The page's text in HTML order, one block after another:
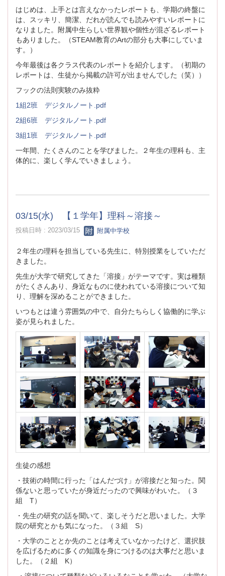
はじめは、上手とは言えなかったレポートも、学期の終盤に
は、スッキリ、簡潔、だれが読んでも読みやすいレポートに
なりました。附属中生らしい世界観や個性が混ざるレポート
もありました。（STEAM教育のArtの部分も大事にしていま
す。）
今年最後は各クラス代表のレポートを紹介します。（初期の
レポートは、生徒から掲載の許可が出ませんでした（笑））
フックの法則実験のみ抜粋
1組2班 デジタルノート.pdf
2組6班 デジタルノート.pdf
3組1班 デジタルノート.pdf
一年間、たくさんのことを学びました。２年生の理科も、主
体的に、楽しく学んでいきましょう。
03/15(水) 【１学年】理科～溶接～
投稿日時 : 2023/03/15 附属中学校
２年生の理科を担当している先生に、特別授業をしていただ
きました。
先生が大学で研究してきた「溶接」がテーマです。実は種類
がたくさんあり、身近なものに使われている溶接について知
り、理解を深めることができました。
いつもとは違う雰囲気の中で、自分たちらしく協働的に学ぶ
姿が見られました。
生徒の感想
・技術の時間に行った「はんだづけ」が溶接だと知った。関
係ないと思っていたが身近だったので興味がわいた。（３
組 T）
・先生の研究の話を聞いて、楽しそうだと思いました。大学
院の研究とかも気になった。（３組 S）
・大学のこととか先のことは考えていなかったけど、選択肢
を広げるために多くの知識を身につけるのは大事だと思いま
した。（２組 K）